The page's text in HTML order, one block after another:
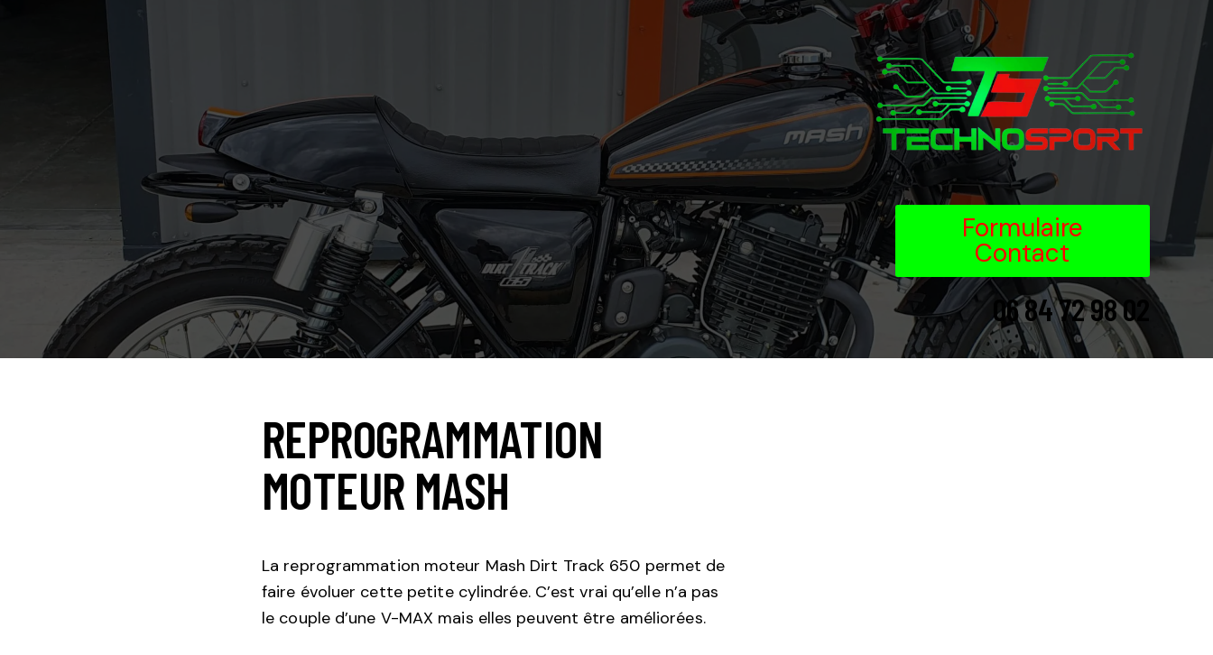
Formulaire
Contact
06 84 72 98 02
REPROGRAMMATION
MOTEUR MASH
La reprogrammation moteur Mash Dirt Track 650 permet de
faire évoluer cette petite cylindrée. C’est vrai qu’elle n’a pas
le couple d’une V-MAX mais elles peuvent être améliorées.